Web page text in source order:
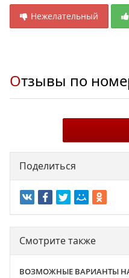
Нежелательный
Отзывы по
Поделиться
Смотрите также
ВОЗМОЖНЫЕ ВАРИАНТЫ